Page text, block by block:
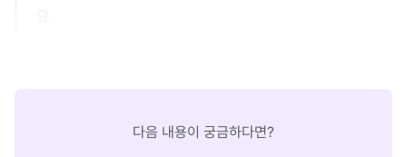
다음 내용이 궁금하다면?